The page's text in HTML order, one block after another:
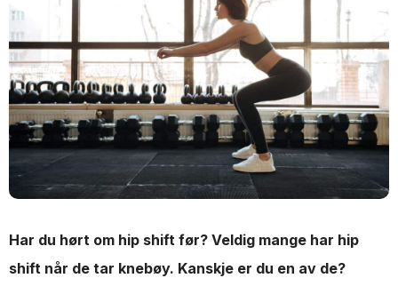
Har du hørt om hip shift før? Veldig mange har hip
shift når de tar knebøy. Kanskje er du en av de?